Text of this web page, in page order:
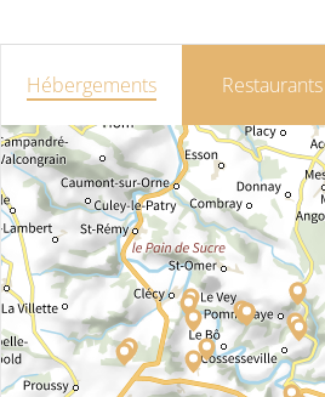
Hébergements Restaurants